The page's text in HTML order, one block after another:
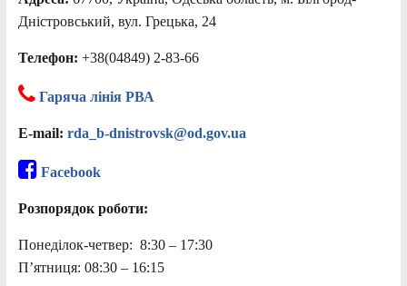
Дністровський, вул. Грецька, 24
Телефон: +38(04849) 2-83-66
Гаряча лінія РВА
E-mail: rda_b-dnistrovsk@od.gov.ua
Facebook
Розпорядок роботи:
Понеділок-четвер: 8:30 – 17:30
П’ятниця: 08:30 – 16:15